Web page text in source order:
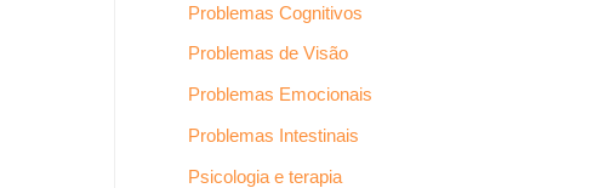
Problemas Cognitivos
Problemas de Visão
Problemas Emocionais
Problemas Intestinais
Psicologia e terapia